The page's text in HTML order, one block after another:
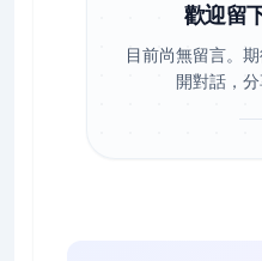
歡迎留
目前尚無留言。
開對話，分